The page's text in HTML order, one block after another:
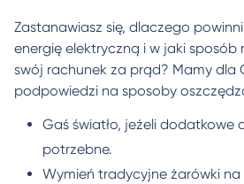
Zastanawiasz się, dlaczego
energię elektryczną i w jaki sposób
swój rachunek za prąd? Mamy dla
podpowiedzi na sposoby
Gaś światło, jeżeli dodatkowe
potrzebne.
Wymień tradycyjne żarówki